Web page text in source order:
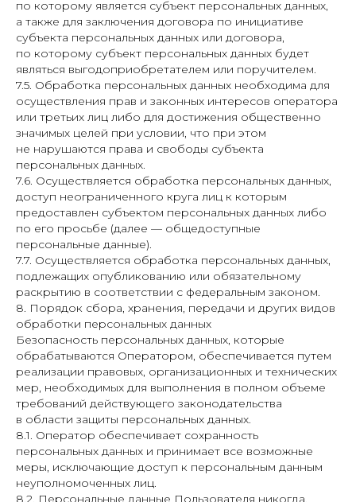
по которому является субъект персональных данных,
а также для заключения договора по инициативе
субъекта персональных данных или договора,
по которому субъект персональных данных будет
являться выгодоприобретателем или поручителем.
7.5. Обработка персональных данных необходима для
осуществления прав и законных интересов оператора
или третьих лиц либо для достижения общественно
значимых целей при условии, что при этом
не нарушаются права и свободы субъекта
персональных данных.
7.6. Осуществляется обработка персональных данных,
доступ неограниченного круга лиц к которым
предоставлен субъектом персональных данных либо
по его просьбе (далее — общедоступные
персональные данные).
7.7. Осуществляется обработка персональных данных,
подлежащих опубликованию или обязательному
раскрытию в соответствии с федеральным законом.
8. Порядок сбора, хранения, передачи и других видов
обработки персональных данных
Безопасность персональных данных, которые
обрабатываются Оператором, обеспечивается путем
реализации правовых, организационных и технических
мер, необходимых для выполнения в полном объеме
требований действующего законодательства
в области защиты персональных данных.
8.1. Оператор обеспечивает сохранность
персональных данных и принимает все возможные
меры, исключающие доступ к персональным данным
неуполномоченных лиц.
8.2. Персональные данные Пользователя никогда,
Написать WhatsApp
Контакты
+7-999-059-51-43
+7-999-080-87-17